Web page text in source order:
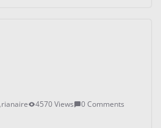
rianaire 4570 Views
0 Comments